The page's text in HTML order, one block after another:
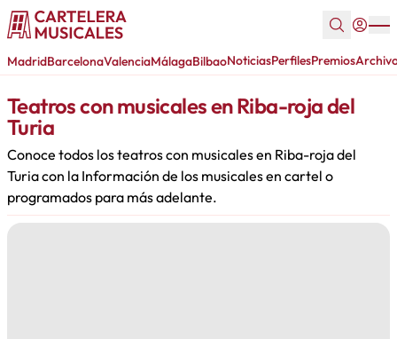
MadridBarcelonaValenciaMálagaBilbaoNoticiasPerfilesPremios
Teatros con musicales en Riba-roja del
Turia
Conoce todos los teatros con musicales en Riba-roja del
Turia con la Información de los musicales en cartel o
programados para más adelante.